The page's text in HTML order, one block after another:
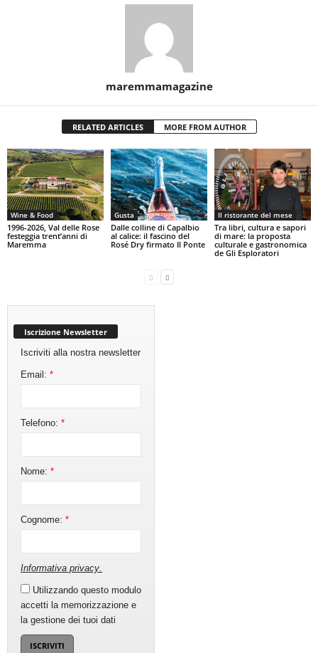
maremmamagazine
RELATED ARTICLES MORE FROM AUTHOR
Wine & Food
1996-2026, Val delle Rose
festeggia trent’anni di
Maremma
Gusta
Dalle colline di Capalbio
al calice: il fascino del
Rosé Dry firmato Il Ponte
Il ristorante del mese
Tra libri, cultura e sapori
di mare: la proposta
culturale e gastronomica
de Gli Esploratori
Iscrizione Newsletter
Iscriviti alla nostra newsletter
Email:*
Telefono:*
Nome:*
Cognome:*
Informativa privacy
Utilizzando questo modulo
accetti la memorizzazione e
la gestione dei tuoi dati